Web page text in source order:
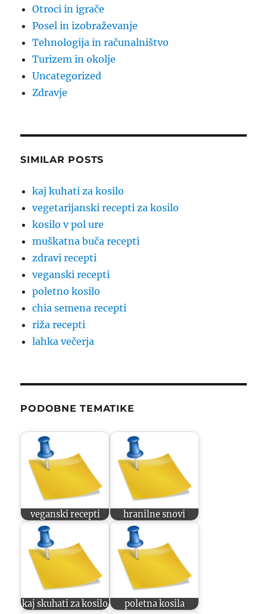
Otroci in igrače
Posel in izobraževanje
Tehnologija in računalništvo
Turizem in okolje
Uncategorized
Zdravje
SIMILAR POSTS
kaj kuhati za kosilo
vegetarijanski recepti za kosilo
kosilo v pol ure
muškatna buča recepti
zdravi recepti
veganski recepti
poletno kosilo
chia semena recepti
riža recepti
lahka večerja
PODOBNE TEMATIKE
veganski recepti hranilne snovi
kaj skuhati za kosilo poletna kosila